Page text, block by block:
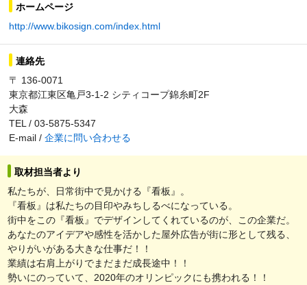
ホームページ
http://www.bikosign.com/index.html
連絡先
〒 136-0071
東京都江東区亀戸3-1-2 シティコープ錦糸町2F
大森
TEL / 03-5875-5347
E-mail / 企業に問い合わせる
取材担当者より
私たちが、日常街中で見かける『看板』。
『看板』は私たちの目印やみちしるべになっている。
街中をこの『看板』でデザインしてくれているのが、この企業だ。
あなたのアイデアや感性を活かした屋外広告が街に形として残る、
やりがいがある大きな仕事だ！！
業績は右肩上がりでまだまだ成長途中！！
勢いにのっていて、2020年のオリンピックにも携われる！！